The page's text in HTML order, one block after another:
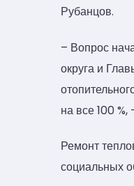
Рубанцов.
– Вопрос
округа и
на все 100
Ремонт
социальных